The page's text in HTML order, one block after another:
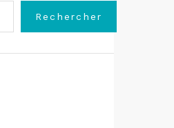
Rechercher